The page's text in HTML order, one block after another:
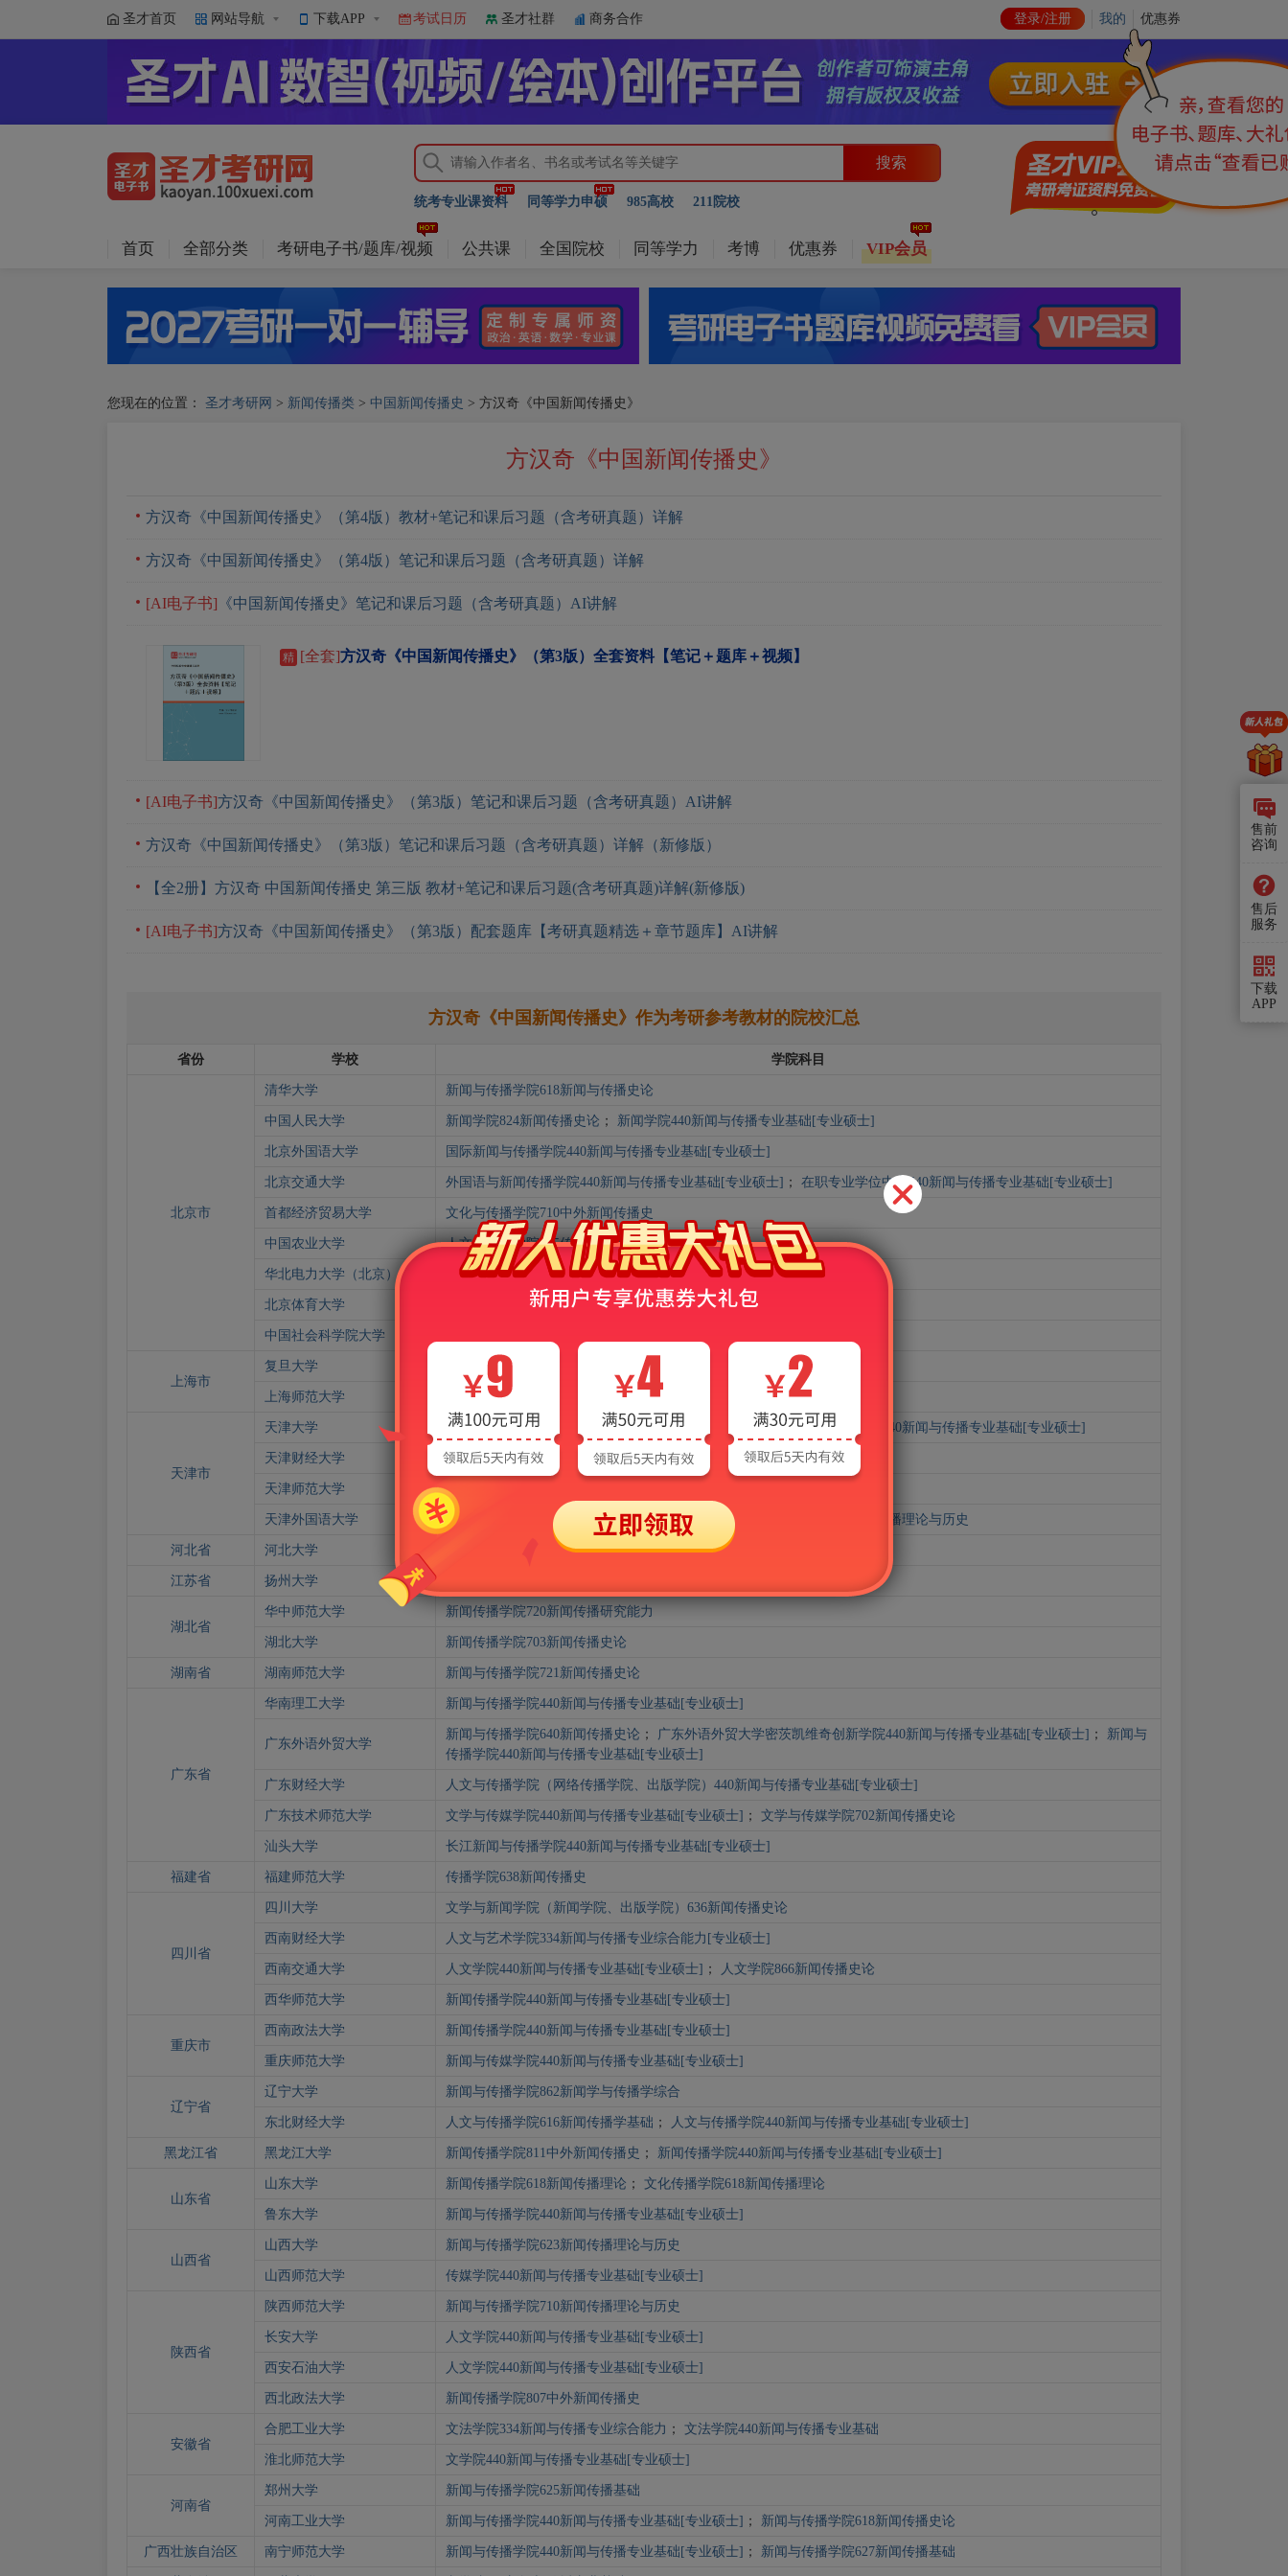
圣才首页 网站导航 下载APP 考试日历 圣才社群 商务合作 登录/注册 我的 优惠券
搜索
统考专业课资料 同等学力申硕 985高校 211院校
首页 全部分类 考研电子书/题库/视频 公共课 全国院校 同等学力 考博 优惠券 VIP会员
您现在的位置： 圣才考研网 > 新闻传播类 > 中国新闻传播史 > 方汉奇《中国新闻传播史》
方汉奇《中国新闻传播史》
方汉奇《中国新闻传播史》（第4版）教材+笔记和课后习题（含考研真题）详解
方汉奇《中国新闻传播史》（第4版）笔记和课后习题（含考研真题）详解
[AI电子书] 《中国新闻传播史》笔记和课后习题（含考研真题）AI讲解
精 [全套]方汉奇《中国新闻传播史》（第3版）全套资料【笔记＋题库＋视频】
[AI电子书]方汉奇《中国新闻传播史》（第3版）笔记和课后习题（含考研真题）AI讲解
方汉奇《中国新闻传播史》（第3版）笔记和课后习题（含考研真题）详解（新修版）
【全2册】方汉奇 中国新闻传播史 第三版 教材+笔记和课后习题(含考研真题)详解(新修版)
[AI电子书]方汉奇《中国新闻传播史》（第3版）配套题库【考研真题精选＋章节题库】AI讲解
方汉奇《中国新闻传播史》作为考研参考教材的院校汇总
省份 学校 学院科目
北京市
清华大学 新闻与传播学院618新闻与传播史论
中国人民大学 新闻学院824新闻传播史论 ； 新闻学院440新闻与传播专业基础[专业硕士]
北京外国语大学 国际新闻与传播学院440新闻与传播专业基础[专业硕士]
北京交通大学 外国语与新闻传播学院440新闻与传播专业基础[专业硕士] ； 在职专业学位中心440新闻与传播专业基础[专业硕士]
首都经济贸易大学 文化与传播学院710中外新闻传播史
中国农业大学 人文与发展学院725传播学原理
华北电力大学（北京） 人文与社会科学学院440新闻与传播专业基础[专业硕士]
北京体育大学 新闻与传播学院440新闻与传播专业基础[专业硕士]
中国社会科学院大学
上海市
复旦大学 新闻学院440新闻与传播专业基础[专业硕士]
上海师范大学 影视传媒学院643新闻传播学基础
天津市
天津大学 新媒体与传播学院440新闻与传播专业基础[专业硕士]；专业学位教育中心440新闻与传播专业基础[专业硕士]
天津财经大学 人文学院334新闻与传播专业综合能力
天津师范大学 新闻传播学院674新闻传播理论与历史
天津外国语大学 国际传媒学院440新闻与传播专业基础[专业硕士] ； 国际传媒学院770新闻传播理论与历史
河北省 河北大学 新闻传播学院618新闻传播史论
江苏省 扬州大学
湖北省
华中师范大学 新闻传播学院720新闻传播研究能力
湖北大学 新闻传播学院703新闻传播史论
湖南省 湖南师范大学 新闻与传播学院721新闻传播史论
广东省
华南理工大学 新闻与传播学院440新闻与传播专业基础[专业硕士]
广东外语外贸大学
新闻与传播学院640新闻传播史论 ； 广东外语外贸大学密茨凯维奇创新学院440新闻与传播专业基础[专业硕士] ； 新闻与
传播学院440新闻与传播专业基础[专业硕士]
广东财经大学 人文与传播学院（网络传播学院、出版学院）440新闻与传播专业基础[专业硕士]
广东技术师范大学 文学与传媒学院440新闻与传播专业基础[专业硕士] ； 文学与传媒学院702新闻传播史论
汕头大学 长江新闻与传播学院440新闻与传播专业基础[专业硕士]
福建省 福建师范大学 传播学院638新闻传播史
四川省
四川大学 文学与新闻学院（新闻学院、出版学院）636新闻传播史论
西南财经大学 人文与艺术学院334新闻与传播专业综合能力[专业硕士]
西南交通大学 人文学院440新闻与传播专业基础[专业硕士] ； 人文学院866新闻传播史论
西华师范大学 新闻传播学院440新闻与传播专业基础[专业硕士]
重庆市
西南政法大学 新闻传播学院440新闻与传播专业基础[专业硕士]
重庆师范大学 新闻与传媒学院440新闻与传播专业基础[专业硕士]
辽宁省
辽宁大学 新闻与传播学院862新闻学与传播学综合
东北财经大学 人文与传播学院616新闻传播学基础 ； 人文与传播学院440新闻与传播专业基础[专业硕士]
黑龙江省 黑龙江大学 新闻传播学院811中外新闻传播史 ； 新闻传播学院440新闻与传播专业基础[专业硕士]
山东省
山东大学 新闻传播学院618新闻传播理论 ； 文化传播学院618新闻传播理论
鲁东大学 新闻与传播学院440新闻与传播专业基础[专业硕士]
山西省
山西大学 新闻与传播学院623新闻传播理论与历史
山西师范大学 传媒学院440新闻与传播专业基础[专业硕士]
陕西省
陕西师范大学 新闻与传播学院710新闻传播理论与历史
长安大学 人文学院440新闻与传播专业基础[专业硕士]
西安石油大学 人文学院440新闻与传播专业基础[专业硕士]
西北政法大学 新闻传播学院807中外新闻传播史
安徽省
合肥工业大学 文法学院334新闻与传播专业综合能力 ； 文法学院440新闻与传播专业基础
淮北师范大学 文学院440新闻与传播专业基础[专业硕士]
河南省
郑州大学 新闻与传播学院625新闻传播基础
河南工业大学 新闻与传播学院440新闻与传播专业基础[专业硕士] ； 新闻与传播学院618新闻传播史论
广西壮族自治区 南宁师范大学 新闻与传播学院440新闻与传播专业基础[专业硕士] ； 新闻与传播学院627新闻传播基础
售前
咨询
售后
服务
下载
APP